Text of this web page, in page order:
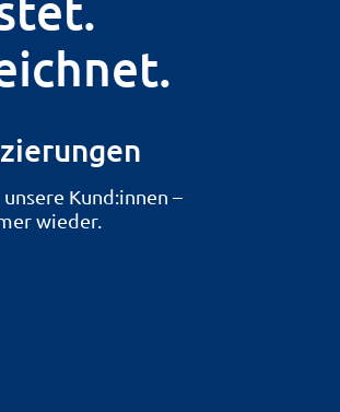
Kund:innen –
wieder.